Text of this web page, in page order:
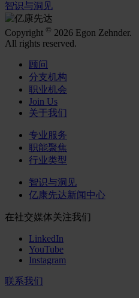
智识与洞见
Copyright © 2026 Egon Zehnder.
All rights reserved.
顾问
分支机构
职业机会
Join Us
关于我们
专业服务
职能聚焦
行业类型
智识与洞见
亿康先达新闻中心
在社交媒体关注我们
LinkedIn
YouTube
Instagram
联系我们